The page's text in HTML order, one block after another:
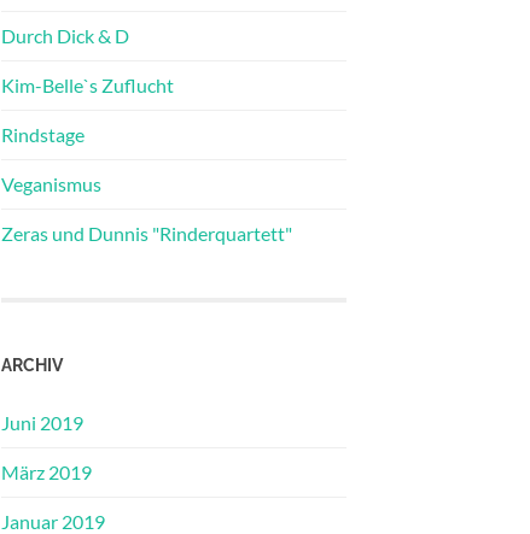
Durch Dick & D
Kim-Belle`s Zuflucht
Rindstage
Veganismus
Zeras und Dunnis "Rinderquartett"
ARCHIV
Juni 2019
März 2019
Januar 2019